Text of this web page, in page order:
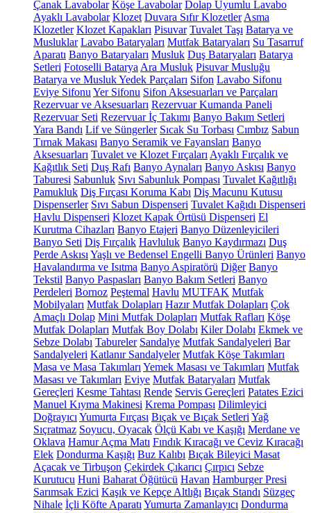
Çanak Lavabolar Köşe Lavabolar Dolap Uyumlu Lavabo
Ayaklı Lavabolar Klozet Duvara Sıfır Klozetler Asma
Klozetler Klozet Kapakları Pisuvar Tuvalet Taşı Batarya ve
Musluklar Lavabo Bataryaları Mutfak Bataryaları Su Tasarruf
Aparatı Banyo Bataryaları Musluk Duş Bataryaları Batarya
Setleri Fotoselli Batarya Ara Musluk Pisuvar Musluğu
Batarya ve Musluk Yedek Parçaları Sifon Lavabo Sifonu
Eviye Sifonu Yer Sifonu Sifon Aksesuarları ve Parçaları
Rezervuar ve Aksesuarları Rezervuar Kumanda Paneli
Rezervuar Seti Rezervuar İç Takımı Banyo Bakım Setleri
Yara Bandı Lif ve Süngerler Sıcak Su Torbası Cımbız Sabun
Tırnak Makası Banyo Seramik ve Fayansları Banyo
Aksesuarları Tuvalet ve Klozet Fırçaları Ayaklı Fırçalık ve
Kağıtlık Seti Duş Rafı Banyo Aynaları Banyo Askısı Banyo
Taburesi Sabunluk Sıvı Sabunluk Pompası Tuvalet Kağıtlığı
Pamukluk Diş Fırçası Koruma Kabı Diş Macunu Kutusu
Dispenserler Sıvı Sabun Dispenseri Tuvalet Kağıdı Dispenseri
Havlu Dispenseri Klozet Kapak Örtüsü Dispenseri El
Kurutma Cihazları Banyo Etajeri Banyo Düzenleyicileri
Banyo Seti Diş Fırçalık Havluluk Banyo Kaydırmazı Duş
Perde Askısı Yaşlı ve Bedensel Engelli Banyo Ürünleri Banyo
Havalandırma ve Isıtma Banyo Aspiratörü Diğer Banyo
Tekstil Banyo Paspasları Banyo Bakım Setleri Banyo
Perdeleri Bornoz Peştemal Havlu MUTFAK Mutfak
Mobilyaları Mutfak Dolapları Hazır Mutfak Dolapları Çok
Amaçlı Dolap Mini Mutfak Dolapları Mutfak Rafları Köşe
Mutfak Dolapları Mutfak Boy Dolabı Kiler Dolabı Ekmek ve
Sebze Dolabı Tabureler Sandalye Mutfak Sandalyeleri Bar
Sandalyeleri Katlanır Sandalyeler Mutfak Köşe Takımları
Masa ve Masa Takımları Yemek Masası ve Takımları Mutfak
Masası ve Takımları Eviye Mutfak Bataryaları Mutfak
Gereçleri Kesme Tahtası Rende Servis Gereçleri Patates Ezici
Manuel Kıyma Makinesi Krema Pompası Dilimleyici
Doğrayıcı Yumurta Fırçası Bıçak ve Bıçak Setleri Yağ
Sıçratmaz Soyucu, Oyacak Ölçü Kabı ve Kaşığı Merdane ve
Oklava Hamur Açma Matı Fındık Kıracağı ve Ceviz Kıracağı
Elek Dondurma Kaşığı Buz Kalıbı Bıçak Bileyici Masat
Açacak ve Tirbuşon Çekirdek Çıkarıcı Çırpıcı Sebze
Kurutucu Huni Baharat Öğütücü Havan Hamburger Presi
Sarımsak Ezici Kaşık ve Kepçe Altlığı Bıçak Standı Süzgeç
Nihale İçli Köfte Aparatı Yumurta Zamanlayıcı Dondurma